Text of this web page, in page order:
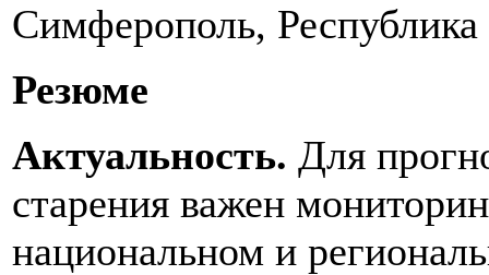
Симферополь,
Резюме
Актуальность. Для
старения важен
национальном и